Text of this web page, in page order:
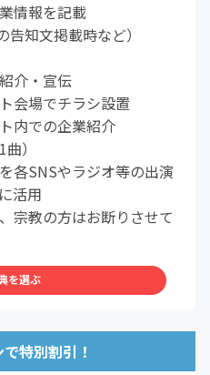
情報を記載
告知文掲載時など）
介・宣伝
会場でチラシ設置
内での企業紹介
）
各SNSやラジオ等の出演
活用
宗教の方はお断りさせて
を選ぶ
特別割引！